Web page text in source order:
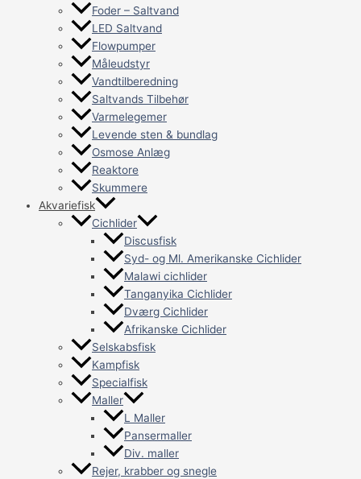
Foder – Saltvand
LED Saltvand
Flowpumper
Måleudstyr
Vandtilberedning
Saltvands Tilbehør
Varmelegemer
Levende sten & bundlag
Osmose Anlæg
Reaktore
Skummere
Akvariefisk
Cichlider
Discusfisk
Syd- og Ml. Amerikanske Cichlider
Malawi cichlider
Tanganyika Cichlider
Dværg Cichlider
Afrikanske Cichlider
Selskabsfisk
Kampfisk
Specialfisk
Maller
L Maller
Pansermaller
Div. maller
Rejer, krabber og snegle